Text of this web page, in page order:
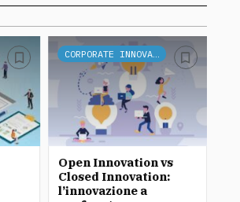
CORPORATE INNOVATION
Open Innovation vs
Closed Innovation:
l’innovazione a